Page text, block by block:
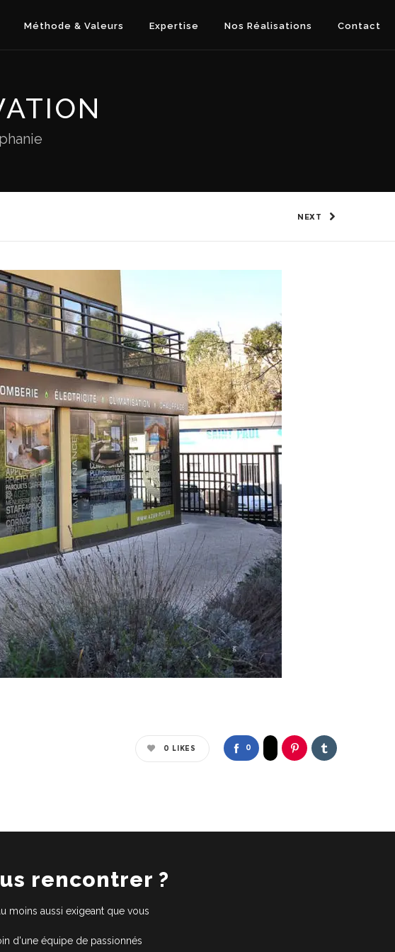
Méthode & Valeurs Expertise Nos Réalisations Contact
NEXT
0
0 LIKES
rencontrer ?
moins aussi exigeant que vous
d'une équipe de passionnés